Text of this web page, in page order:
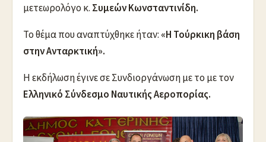
μετεωρολόγο κ. Συμεών Κωνσταντινίδη.
Το θέμα που αναπτύχθηκε ήταν: «Η Τούρκικη βάση
στην Ανταρκτική».
Η εκδήλωση έγινε σε Συνδιοργάνωση με το με τον
Ελληνικό Σύνδεσμο Ναυτικής Αεροπορίας.